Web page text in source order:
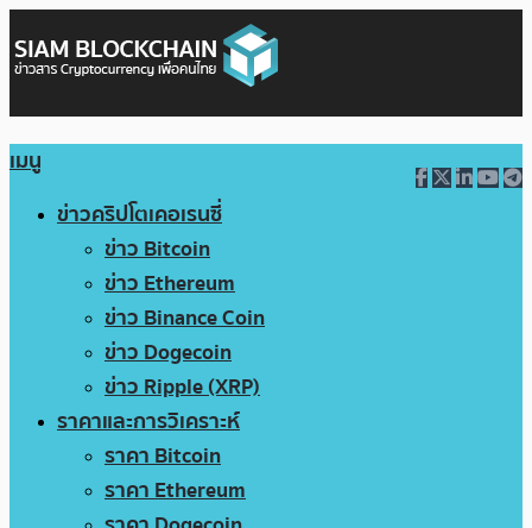
เมนู
ข่าวคริปโตเคอเรนซี่
ข่าว Bitcoin
ข่าว Ethereum
ข่าว Binance Coin
ข่าว Dogecoin
ข่าว Ripple (XRP)
ราคาและการวิเคราะห์
ราคา Bitcoin
ราคา Ethereum